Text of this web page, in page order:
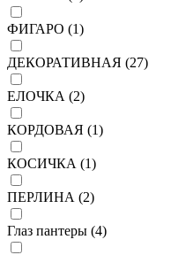
ФИГАРО (1)
ДЕКОРАТИВНАЯ (27)
ЕЛОЧКА (2)
КОРДОВАЯ (1)
КОСИЧКА (1)
ПЕРЛИНА (2)
Глаз пантеры (4)